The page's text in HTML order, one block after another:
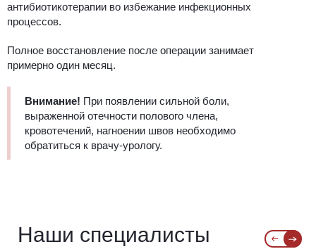
антибиотикотерапии во избежание инфекционных
процессов.
Полное восстановление после операции занимает
примерно один месяц.
Внимание! При появлении сильной боли,
выраженной отечности полового члена,
кровотечений, нагноении швов необходимо
обратиться к врачу-урологу.
Наши специалисты